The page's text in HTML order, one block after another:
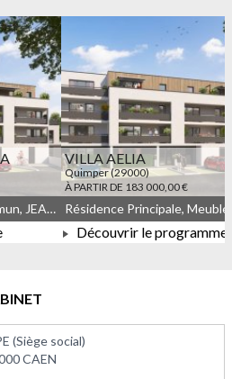
€
Meublé non géré, Droit commun, JEANBRUN
VILLA AELIA
Quimper (29000)
À PARTIR DE 183 000,00 €
Découvrir le programme
(Siège social)
CAEN